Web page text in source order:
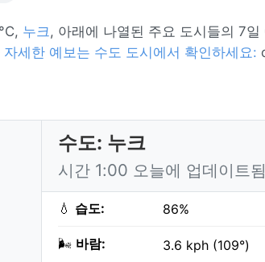
누크, 아래에 나열된 주요 도시들의 7
자세한 예보는 수도 도시에서 확인하세요:
수도: 누크
시간 1:00 오늘에 업데이트됨
💧 습도: 86%
🌬️ 바람: 3.6 kph (109°)